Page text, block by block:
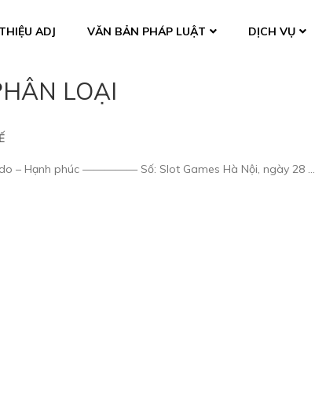
ADJ VĂN BẢN PHÁP LUẬT DỊCH VỤ
LOẠI
do – Hạnh phúc ————— Số: Slot Games Hà Nội, ngày 28 …